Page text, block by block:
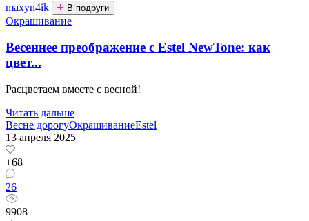
maxyn4ik В подруги
Окрашивание
Весеннее преображение с Estel NewTone: как
цвет...
Расцветаем вместе с весной!
Читать дальше
Весне дорогуОкрашиваниеEstel
13 апреля 2025
+68
26
9908